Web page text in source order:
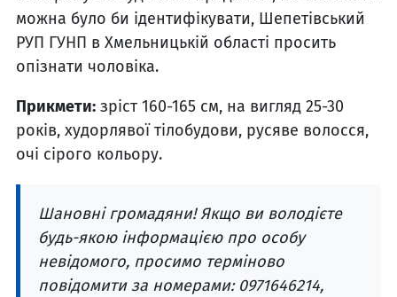
можна було би ідентифікувати, Шепетівський
РУП ГУНП в Хмельницькій області просить
опізнати чоловіка.
Прикмети: зріст 160-165 см, на вигляд 25-30
років, худорлявої тілобудови, русяве волосся,
очі сірого кольору.
Шановні громадяни! Якщо ви володієте
будь-якою інформацією про особу
невідомого, просимо терміново
повідомити за номерами: 0971646214,